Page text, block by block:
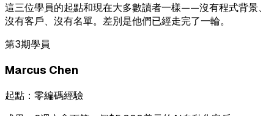
這三位學員的起點和現在大多數讀者一樣——沒有程式背景、
沒有客戶、沒有名單。差別是他們已經走完了一輪。
第3期學員
Marcus Chen
起點： 零編碼經驗